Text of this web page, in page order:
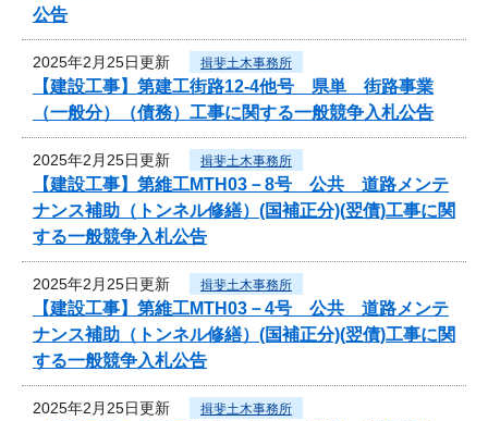
公告
2025年2月25日更新 揖斐土木事務所
【建設工事】第建工街路12-4他号 県単 街路事業
（一般分）（債務）工事に関する一般競争入札公告
2025年2月25日更新 揖斐土木事務所
【建設工事】第維工MTH03－8号 公共 道路メンテ
ナンス補助（トンネル修繕）(国補正分)(翌債)工事に関
する一般競争入札公告
2025年2月25日更新 揖斐土木事務所
【建設工事】第維工MTH03－4号 公共 道路メンテ
ナンス補助（トンネル修繕）(国補正分)(翌債)工事に関
する一般競争入札公告
2025年2月25日更新 揖斐土木事務所